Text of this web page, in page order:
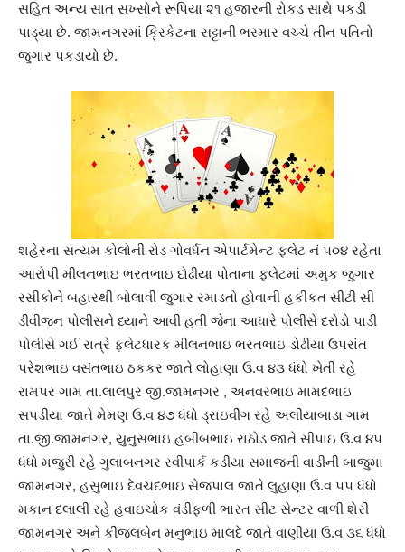
સહિત અન્ય સાત સખ્સોને રૂપિયા ૨૧ હજારની રોકડ સાથે પકડી
પાડ્યા છે. જામનગરમાં ક્રિકેટના સટ્ટાની ભરમાર વચ્ચે તીન પતિનો
જુગાર પકડાયો છે.
શહેરના સત્યમ કોલોની રોડ ગોવર્ધન એપાર્ટમેન્ટ ફલેટ નં ૫૦૪ રહેતા
આરોપી મીલનભાઇ ભરતભાઇ દોઢીયા પોતાના ફ્લેટમાં અમુક જુગાર
રસીકોને બહારથી બોલાવી જુગાર રમાડતો હોવાની હકીકત સીટી સી
ડીવીજન પોલીસને ધ્યાને આવી હતી જેના આધારે પોલીસે દરોડો પાડી
પોલીસે ગઈ રાત્રે ફ્લેટધારક મીલનભાઇ ભરતભાઇ ડોઢીયા ઉપરાંત
પરેશભાઇ વસંતભાઇ ઠકકર જાતે લોહાણા ઉ.વ ૪૩ ધંધો ખેતી રહે
રામપર ગામ તા.લાલપુર જી.જામનગર , અનવરભાઇ મામદભાઇ
સપડીયા જાતે મેમણ ઉ.વ ૪૭ ધંધો ડ્રાઇવીંગ રહે અલીયાબાડા ગામ
તા.જી.જામનગર, યુનુસભાઇ હબીબભાઇ રાઠોડ જાતે સીપાઇ ઉ.વ ૪૫
ધંધો મજુરી રહે ગુલાબનગર રવીપાર્ક કડીયા સમાજની વાડીની બાજુમા
જામનગર, હસુભાઇ દેવચંદભાઇ સેજપાલ જાતે લુહાણા ઉ.વ ૫૫ ધંધો
મકાન દલાલી રહે હવાઇચોક વંડીફળી ભારત સીટ સેન્ટર વાળી શેરી
જામનગર અને કીંજલબેન મનુભાઇ માલદે જાતે વાણીયા ઉ.વ ૩૬ ધંધો